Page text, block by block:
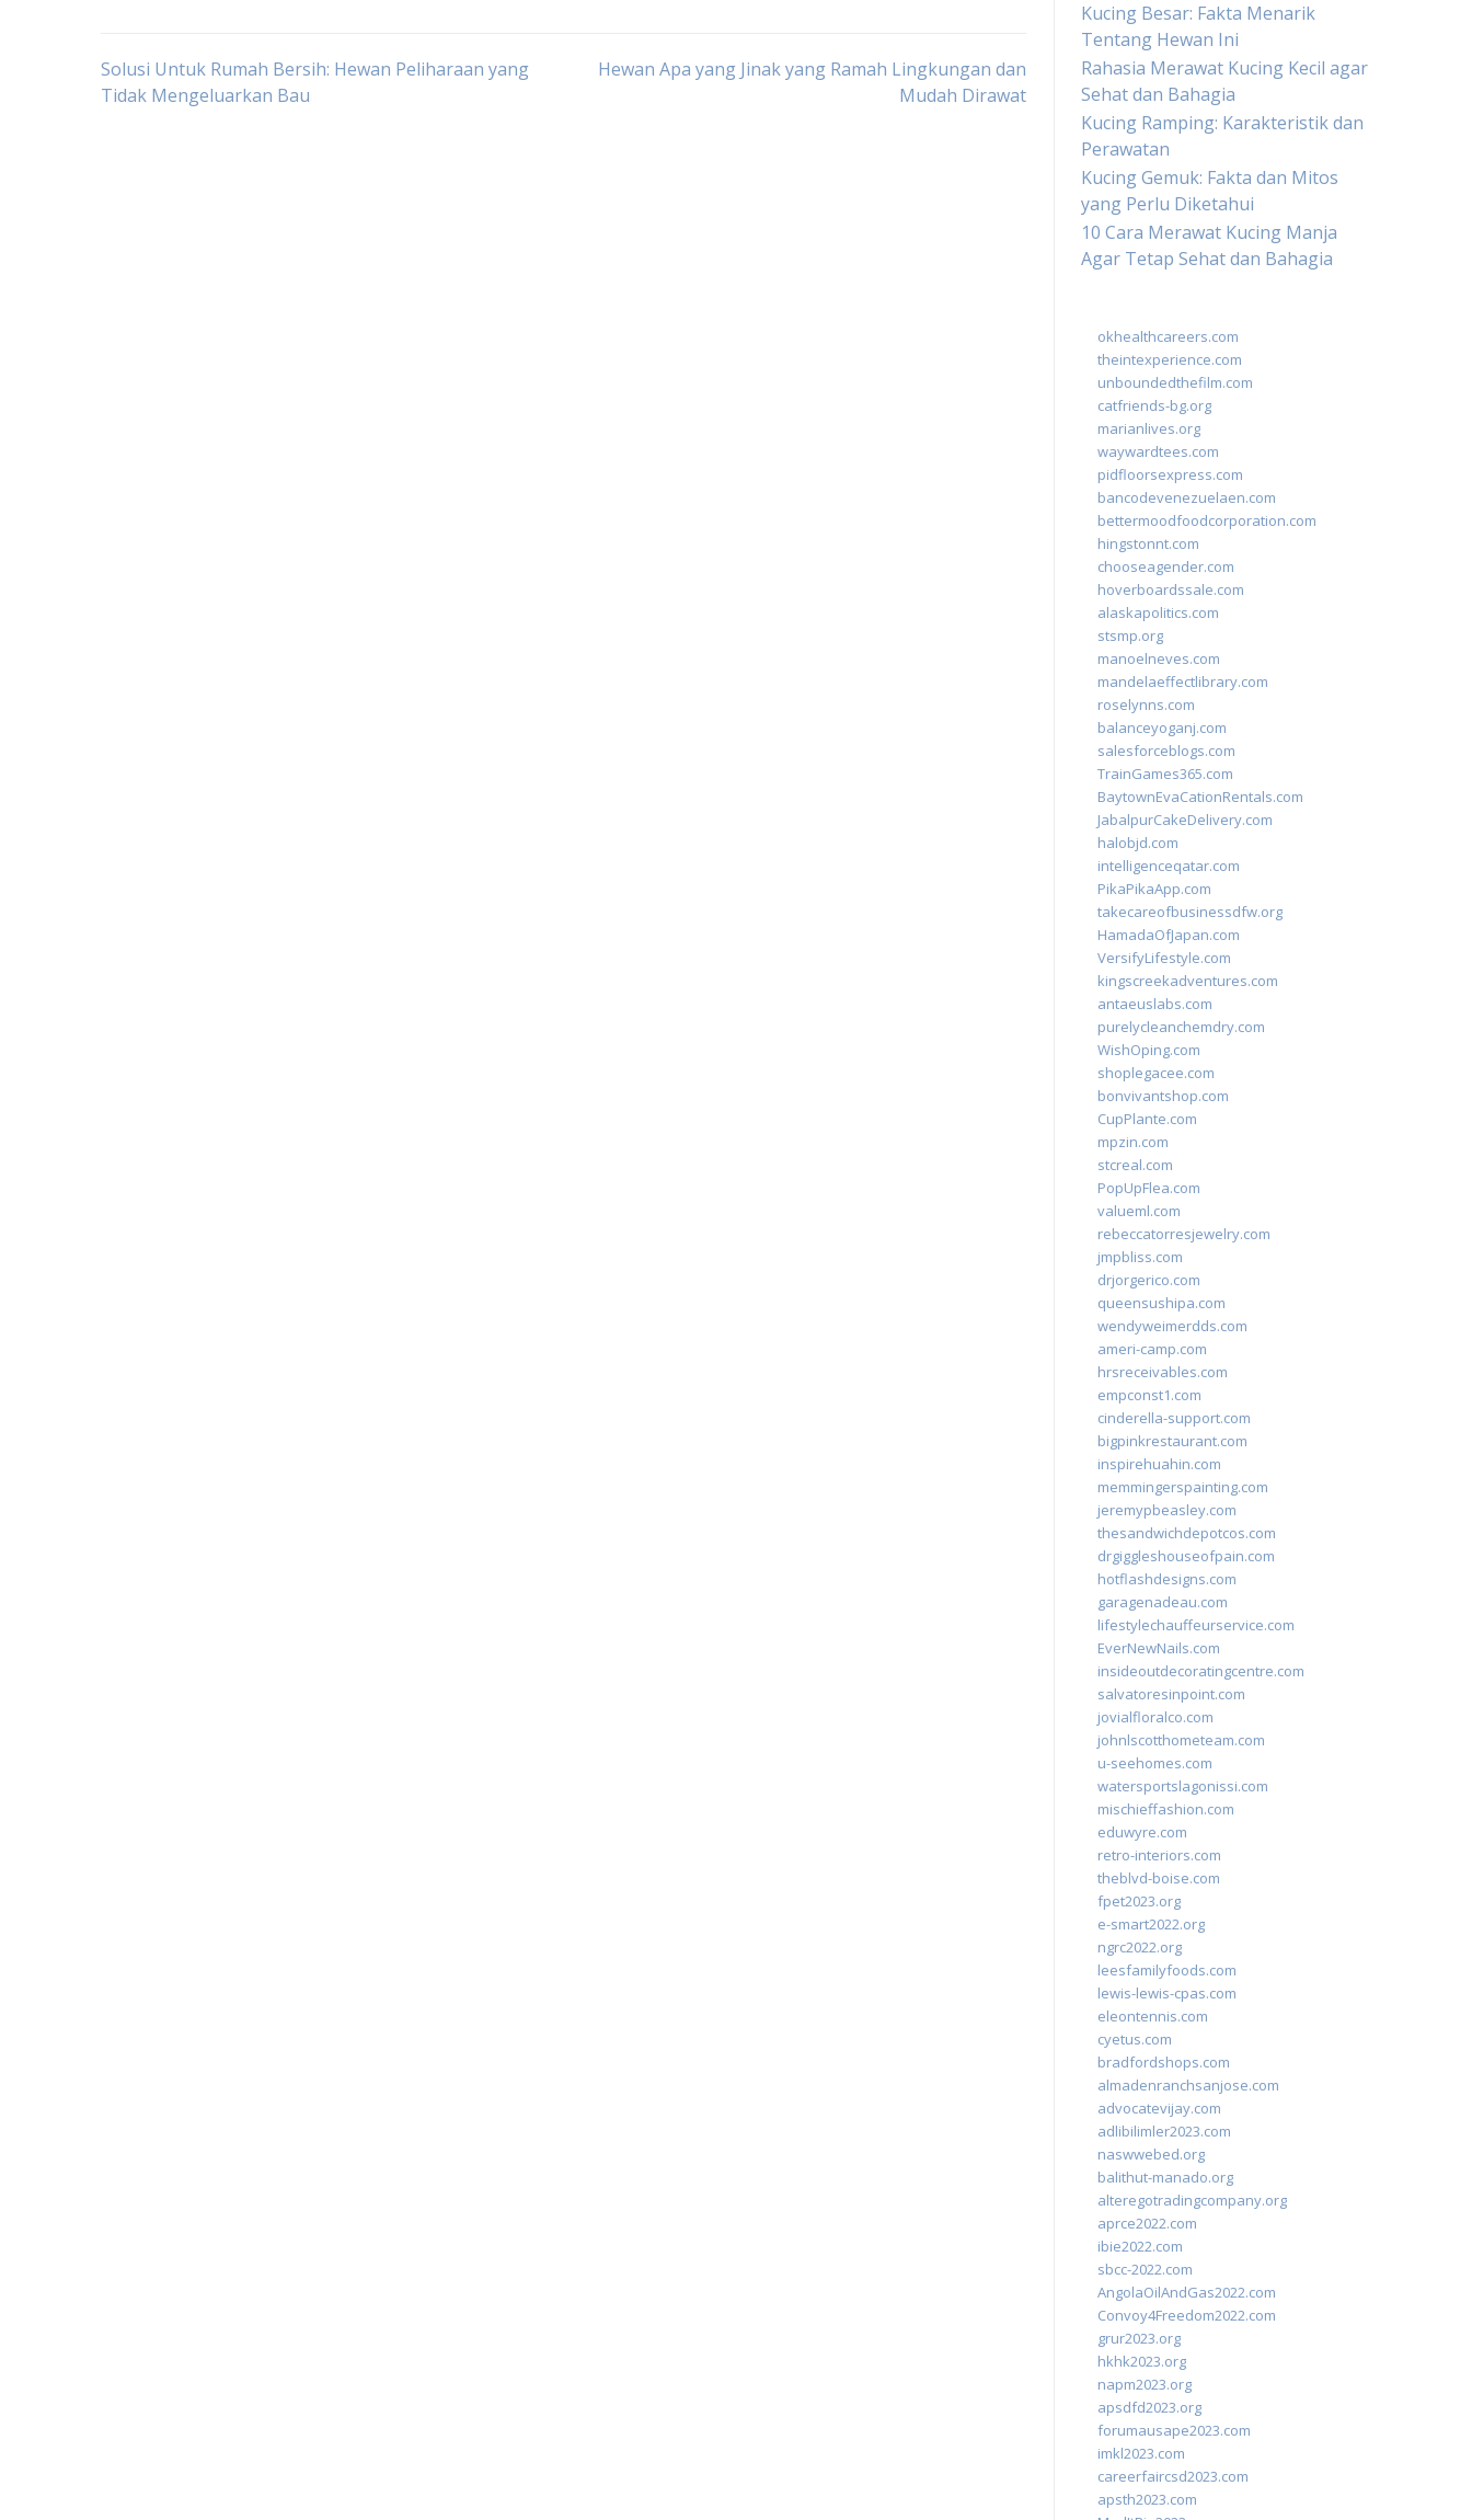
Post
Solusi Untuk Rumah Bersih: Hewan Peliharaan yang
Tidak Mengeluarkan Bau
Hewan Apa yang Jinak yang Ramah Lingkungan dan
Mudah Dirawat
Kucing Besar: Fakta Menarik
Tentang Hewan Ini
Rahasia Merawat Kucing Kecil agar
Sehat dan Bahagia
Kucing Ramping: Karakteristik dan
Perawatan
Kucing Gemuk: Fakta dan Mitos
yang Perlu Diketahui
10 Cara Merawat Kucing Manja
Agar Tetap Sehat dan Bahagia
okhealthcareers.com
theintexperience.com
unboundedthefilm.com
catfriends-bg.org
marianlives.org
waywardtees.com
pidfloorsexpress.com
bancodevenezuelaen.com
bettermoodfoodcorporation.com
hingstonnt.com
chooseagender.com
hoverboardssale.com
alaskapolitics.com
stsmp.org
manoelneves.com
mandelaeffectlibrary.com
roselynns.com
balanceyoganj.com
salesforceblogs.com
TrainGames365.com
BaytownEvaCationRentals.com
JabalpurCakeDelivery.com
halobjd.com
intelligenceqatar.com
PikaPikaApp.com
takecareofbusinessdfw.org
HamadaOfJapan.com
VersifyLifestyle.com
kingscreekadventures.com
antaeuslabs.com
purelycleanchemdry.com
WishOping.com
shoplegacee.com
bonvivantshop.com
CupPlante.com
mpzin.com
stcreal.com
PopUpFlea.com
valueml.com
rebeccatorresjewelry.com
jmpbliss.com
drjorgerico.com
queensushipa.com
wendyweimerdds.com
ameri-camp.com
hrsreceivables.com
empconst1.com
cinderella-support.com
bigpinkrestaurant.com
inspirehuahin.com
memmingerspainting.com
jeremypbeasley.com
thesandwichdepotcos.com
drgiggleshouseofpain.com
hotflashdesigns.com
garagenadeau.com
lifestylechauffeurservice.com
EverNewNails.com
insideoutdecoratingcentre.com
salvatoresinpoint.com
jovialfloralco.com
johnlscotthometeam.com
u-seehomes.com
watersportslagonissi.com
mischieffashion.com
eduwyre.com
retro-interiors.com
theblvd-boise.com
fpet2023.org
e-smart2022.org
ngrc2022.org
leesfamilyfoods.com
lewis-lewis-cpas.com
eleontennis.com
cyetus.com
bradfordshops.com
almadenranchsanjose.com
advocatevijay.com
adlibilimler2023.com
naswwebed.org
balithut-manado.org
alteregotradingcompany.org
aprce2022.com
ibie2022.com
sbcc-2022.com
AngolaOilAndGas2022.com
Convoy4Freedom2022.com
grur2023.org
hkhk2023.org
napm2023.org
apsdfd2023.org
forumausape2023.com
imkl2023.com
careerfaircsd2023.com
apsth2023.com